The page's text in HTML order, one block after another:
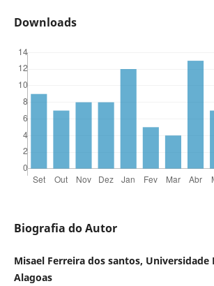
Downloads
Biografia do Autor
Misael Ferreira dos santos, Universidade
Alagoas